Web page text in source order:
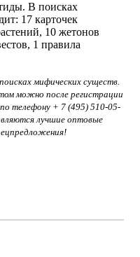
В поисках
17 карточек
10 жетонов
1 правила
мифических существ.
можно после регистрации
телефону + 7 (495) 510-05-
лучшие оптовые